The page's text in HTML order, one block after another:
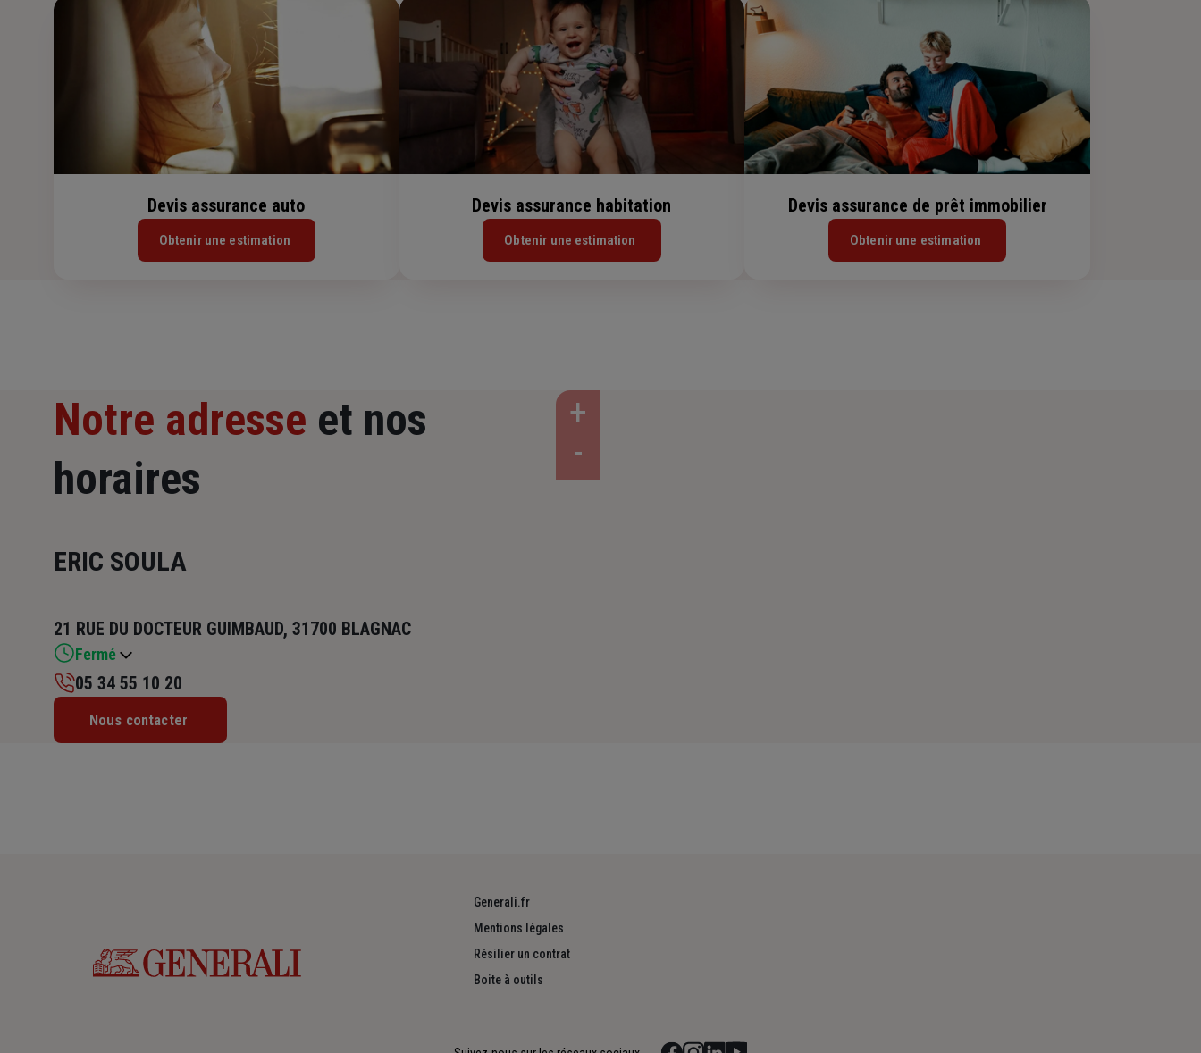
Devis assurance auto
Obtenir une estimation
Devis assurance habitation
Obtenir une estimation
Devis assurance de prêt immobilier
Obtenir une estimation
Notre adresse et nos
horaires
ERIC SOULA
21 RUE DU DOCTEUR GUIMBAUD, 31700 BLAGNAC
Fermé
Mardi : 09h – 12h30 / 13h30 – 17h45
05 34 55 10 20
Nous contacter
Generali.fr
Mentions légales
Résilier un contrat
Boite à outils